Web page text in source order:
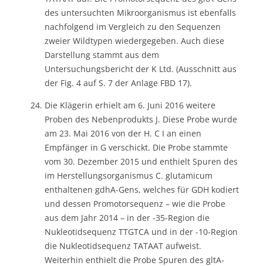
des untersuchten Mikroorganismus ist ebenfalls
nachfolgend im Vergleich zu den Sequenzen
zweier Wildtypen wiedergegeben. Auch diese
Darstellung stammt aus dem
Untersuchungsbericht der K Ltd. (Ausschnitt aus
der Fig. 4 auf S. 7 der Anlage FBD 17).
Die Klägerin erhielt am 6. Juni 2016 weitere
Proben des Nebenprodukts J. Diese Probe wurde
am 23. Mai 2016 von der H. C I an einen
Empfänger in G verschickt. Die Probe stammte
vom 30. Dezember 2015 und enthielt Spuren des
im Herstellungsorganismus C. glutamicum
enthaltenen gdhA-Gens, welches für GDH kodiert
und dessen Promotorsequenz – wie die Probe
aus dem Jahr 2014 – in der -35-Region die
Nukleotidsequenz TTGTCA und in der -10-Region
die Nukleotidsequenz TATAAT aufweist.
Weiterhin enthielt die Probe Spuren des gltA-